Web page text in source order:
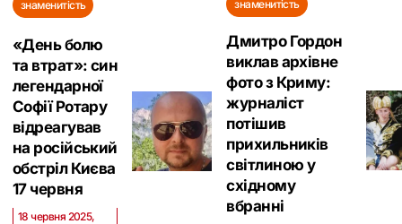
знаменитість
«День болю
та втрат»: син
легендарної
Софії Ротару
відреагував
на російський
обстріл Києва
17 червня
18 червня 2025,
знаменитість
Дмитро Гордон
виклав архівне
фото з Криму:
журналіст
потішив
прихильників
світлиною у
східному
вбранні